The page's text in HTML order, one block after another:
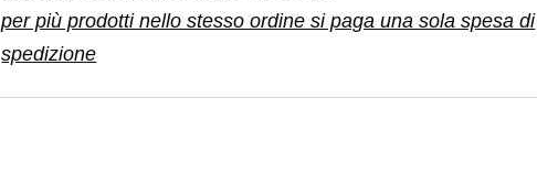
per più prodotti nello stesso ordine si paga una sola spesa di
spedizione